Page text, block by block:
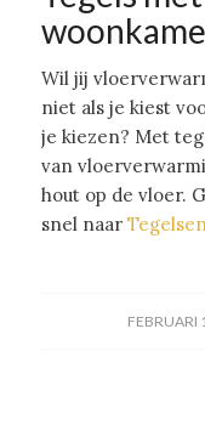
Wil jij
niet als je kiest
je kiezen? Met
van
hout op de vloer.
snel naar
FEBRUARI
/